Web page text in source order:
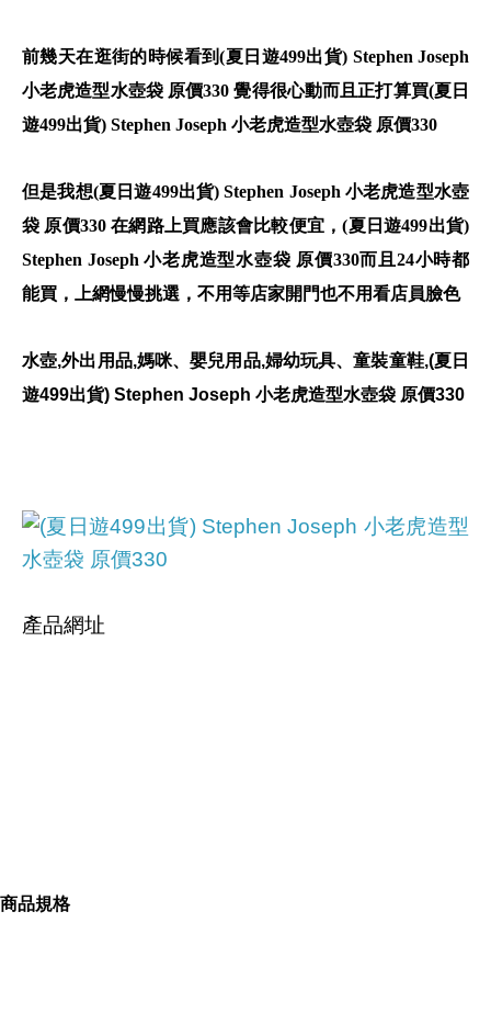
前幾天在逛街的時候看到(夏日遊499出貨) Stephen Joseph
小老虎造型水壺袋 原價330 覺得很心動而且正打算買(夏日
遊499出貨) Stephen Joseph 小老虎造型水壺袋 原價330
但是我想(夏日遊499出貨) Stephen Joseph 小老虎造型水壺
袋 原價330 在網路上買應該會比較便宜，(夏日遊499出貨)
Stephen Joseph 小老虎造型水壺袋 原價330而且24小時都
能買，上網慢慢挑選，不用等店家開門也不用看店員臉色
水壺,外出用品,媽咪、嬰兒用品,婦幼玩具、童裝童鞋,(夏日
遊499出貨) Stephen Joseph 小老虎造型水壺袋 原價330
產品網址
Y0dRUmpHUnA5Tyt3N0FMbFVFQWVzPQ==&url
商品規格